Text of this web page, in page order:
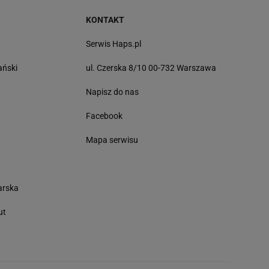
KONTAKT
Serwis Haps.pl
ul. Czerska 8/10 00-732 Warszawa
Napisz do nas
Facebook
Mapa serwisu